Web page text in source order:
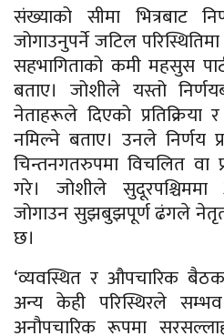
संख्याको सीमा भित्रबाट
जोगाउनुपर्ने जटिल
सहभागिताको कमी महसुस
बताए। जोशीले यस्तो
नेताहरूले दिएको प्रतिक्रिया
नमिल्ने बताए। उनले निर्णय
चिन्तनगतरुपमा विचलित वा
गरे। जोशीले सुदूरपश्चिममा
जोगाउन सुझबुझपूर्ण ढंगले
छ।
‘व्यवस्थित र औपचारिक
अन्य केही परिस्थिरले
अनौपचारिक रूपमा